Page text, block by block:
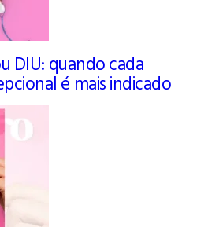
DIU: quando cada
é mais indicado